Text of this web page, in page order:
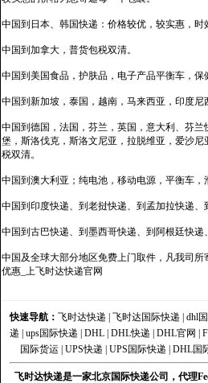
中国到日本、韩国快递：价格较优，较实惠，时
中国到加拿大，普货包税双清。
中国到美国食品，护肤品，电子产品平衡车，保
中国到新加坡，泰国，越南，马来西亚，印度
中国到德国，法国，芬兰，英国，意大利、芬
堡，斯洛伐克，斯洛文尼亚，拉脱维亚，爱沙
税双清。
中国到澳大利亚；纯电池，移动电源，平衡车
中国到印度快递、到老挝快递、到孟加拉快递、
中国到古巴快递、到墨西哥快递、到阿根廷快递
中国及全球大部分地区免费上门取件，凡我司
优惠_上飞时达快递官网
快速导航： 飞时达快递 飞时达国际快递 dhl
递
ups国际快递 DHL DHL快递 DHL官网
国际货运| UPS快递 UPS国际快递 DHL国
飞时达快递是一家北京国际快递公司，代理